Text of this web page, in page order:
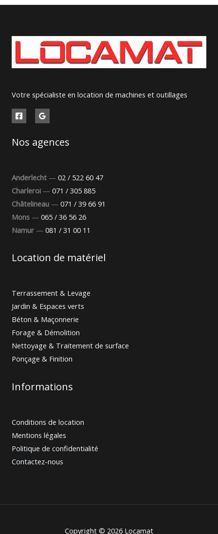
Votre spécialiste en location de machines et outillages
Nos agences
Anderlecht — 02 / 522 60 47
Charleroi — 071 / 305 885
Châtelineau — 071 / 39 66 91
Mons — 065 / 36 56 26
Namur — 081 / 31 00 11
Location de matériel
Terrassement & Levage
Jardin & Espaces verts
Béton & Maçonnerie
Forage & Démolition
Nettoyage & Traitement de surface
Ponçage & Finition
Informations
Conditions de location
Mentions légales
Politique de confidentialité
Contactez-nous
Copyright © 2026 Locamat